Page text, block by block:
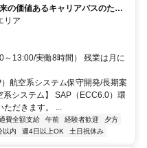
の価値あるキャリアパスのため
リア
13:00/実働8時間） 残業は月に
航空系システム保守開発/長期案
システム】 SAP（ECC6.0）環
ただきます。 ...
費全額支給 午前 経験者歓迎
夕方
以内 週4日以上OK 土日祝休み